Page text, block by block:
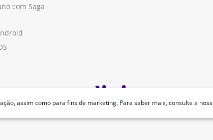
assim como para fins de marketing. Para saber mais, consulte a
com Saga